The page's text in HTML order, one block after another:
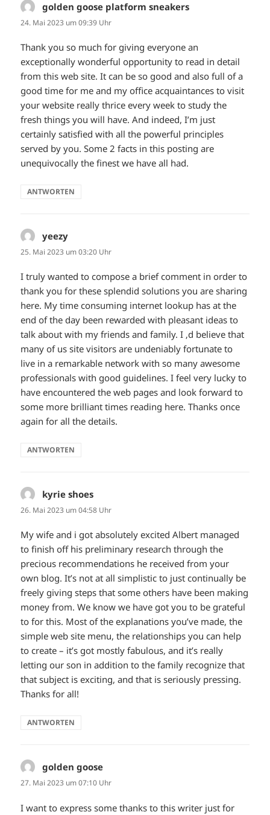
golden goose platform sneakers
24. Mai 2023 um 09:39 Uhr
Thank you so much for giving everyone an
exceptionally wonderful opportunity to read in detail
from this web site. It can be so good and also full of a
good time for me and my office acquaintances to visit
your website really thrice every week to study the
fresh things you will have. And indeed, I’m just
certainly satisfied with all the powerful principles
served by you. Some 2 facts in this posting are
unequivocally the finest we have all had.
ANTWORTEN
yeezy
25. Mai 2023 um 03:20 Uhr
I truly wanted to compose a brief comment in order to
thank you for these splendid solutions you are sharing
here. My time consuming internet lookup has at the
end of the day been rewarded with pleasant ideas to
talk about with my friends and family. I ‚d believe that
many of us site visitors are undeniably fortunate to
live in a remarkable network with so many awesome
professionals with good guidelines. I feel very lucky to
have encountered the web pages and look forward to
some more brilliant times reading here. Thanks once
again for all the details.
ANTWORTEN
kyrie shoes
26. Mai 2023 um 04:58 Uhr
My wife and i got absolutely excited Albert managed
to finish off his preliminary research through the
precious recommendations he received from your
own blog. It’s not at all simplistic to just continually be
freely giving steps that some others have been making
money from. We know we have got you to be grateful
to for this. Most of the explanations you’ve made, the
simple web site menu, the relationships you can help
to create – it’s got mostly fabulous, and it’s really
letting our son in addition to the family recognize that
that subject is exciting, and that is seriously pressing.
Thanks for all!
ANTWORTEN
golden goose
27. Mai 2023 um 07:10 Uhr
I want to express some thanks to this writer just for